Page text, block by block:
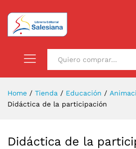
Home / Tienda / Educación /
Didáctica de la participación
Didáctica de la